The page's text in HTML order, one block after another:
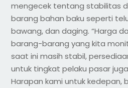
mengecek tentang stabilitas
barang bahan baku seperti
bawang, dan daging. “Harga
barang-barang yang kita
saat ini masih stabil,
untuk tingkat pelaku pasar
Harapan kami untuk kedepan,